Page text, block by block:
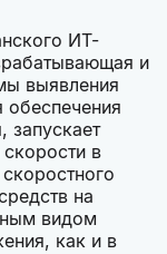
ИТ-
и
выявления
запускает
в
на
видом
как и в